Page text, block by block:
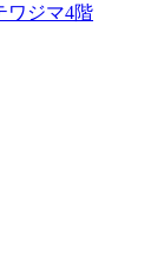
ワジマ4階